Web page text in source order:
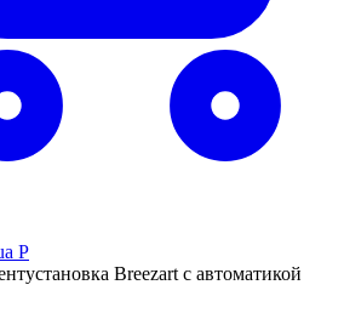
P
Breezart с автоматикой